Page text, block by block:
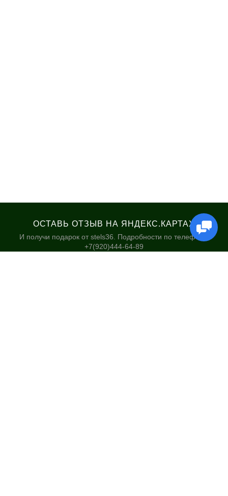
ОСТАВЬ ОТЗЫВ НА ЯНДЕКС.КАРТАХ
И получи подарок от stels36. Подробности по телефону:
+7(920)444-64-89